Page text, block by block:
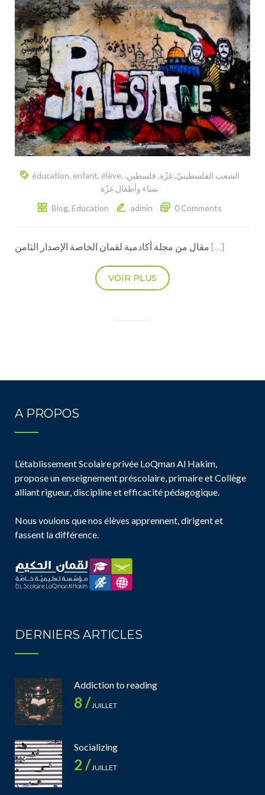
éducation, enfant, élève, الشعب الفلسطينيّ,غزّة, فلسطين,
نساء وأطفال غزّة
Blog, Education admin 0 Comments
[…]
VOIR PLUS
A PROPOS
L’établissement Scolaire privée LoQman Al Hakim,
propose un enseignement préscolaire, primaire et Collège
alliant rigueur, discipline et efficacité pédagogique.
Nous voulons que nos élèves apprennent, dirigent et
fassent la différence.
DERNIERS ARTICLES
Addiction to reading
8 /JUILLET
Socializing
2 /JUILLET